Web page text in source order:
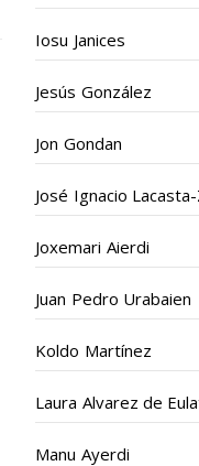
Iosu Janices
Jesús González
Jon Gondan
José Ignacio
Joxemari Aierdi
Juan Pedro Urabaien
Koldo Martínez
Laura Alvarez de
Manu Ayerdi